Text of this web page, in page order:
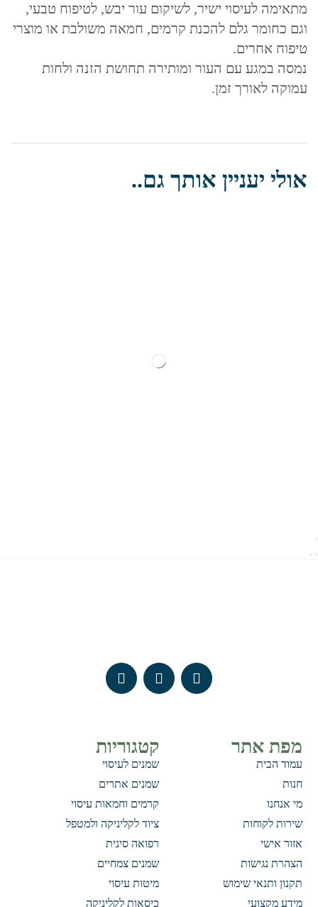
מתאימה לעיסוי ישיר, לשיקום עור יבש, לטיפוח טבעי,
וגם כחומר גלם להכנת קרמים, חמאה משולבת או מוצרי
טיפוח אחרים.
נמסה במגע עם העור ומותירה תחושת הזנה ולחות
עמוקה לאורך זמן.
אולי יעניין אותך גם..
מפת אתר
עמוד הבית
חנות
מי אנחנו
שירות לקוחות
אזור אישי
הצהרת נגישות
תקנון ותנאי שימוש
מידע מקצועי
קטגוריות
שמנים לעיסוי
שמנים אתרים
קרמים וחמאות עיסוי
ציוד לקליניקה ולמטפל
רפואה סינית
שמנים צמחיים
מיטות עיסוי
כיסאות לקליניקה